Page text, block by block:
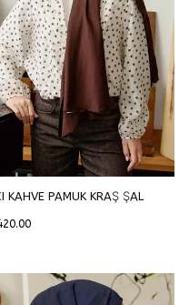
KAHVE PAMUK KRAŞ ŞAL